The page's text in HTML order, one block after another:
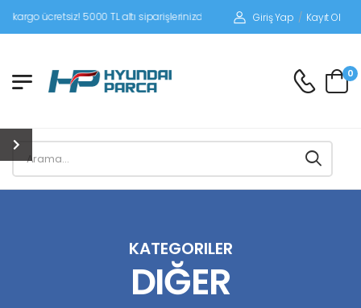
5000 TL altı siparişlerinizde siparişleriniz alıcı ödemeli gönderilir.
Giriş Yap / Kayıt Ol
0
KATEGORILER
DIĞER